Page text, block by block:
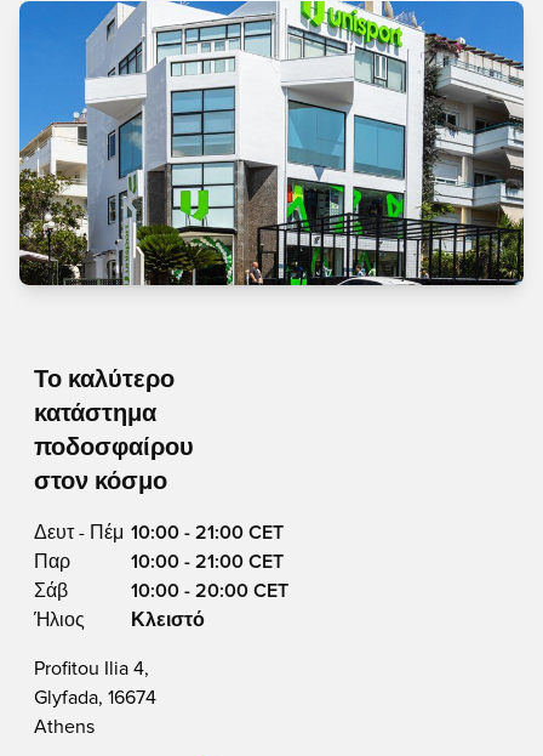
Το καλύτερο
κατάστημα
ποδοσφαίρου
στον κόσμο
Δευτ - Πέμ 10:00 - 21:00 CET
Παρ
10:00 - 21:00 CET
Σάβ
10:00 - 20:00 CET
Ήλιος
Κλειστό
Profitou Ilia 4,
Glyfada, 16674
Athens